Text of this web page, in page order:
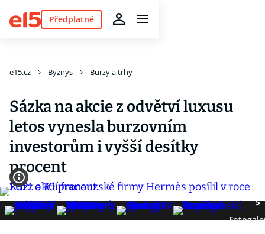
Předplatné
e15.cz Byznys Burzy a trhy
Sázka na akcie z odvětví luxusu
letos vynesla burzovním
investorům i vyšší desítky
procent
5